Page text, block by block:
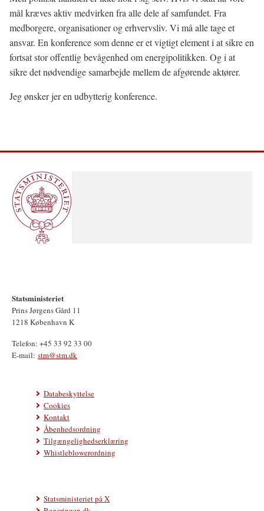
mål kræves aktiv medvirken fra alle dele af samfundet. Fra
medborgere, organisationer og erhvervsliv. Vi må alle tage et
ansvar. En konference som denne er et vigtigt element i at sikre en
fortsat stor offentlig bevågenhed om energipolitikken. Og i at
sikre det nødvendige samarbejde mellem de afgørende aktører.
Jeg ønsker jer en udbytterig konference.
Statsministeriet
Prins Jørgens Gård 11
1218 København K
Telefon: +45 33 92 33 00
E-mail: stm@stm.dk
Databeskyttelse
Cookies
Kontakt
Åbenhedsordning
Tilgængelighedserklæring
Whistleblowerordning
Statsministeriet på X